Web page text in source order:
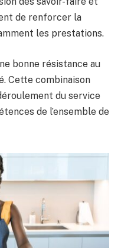
de renforcer la
les prestations.
bonne résistance au
Cette combinaison
du service
de l’ensemble de